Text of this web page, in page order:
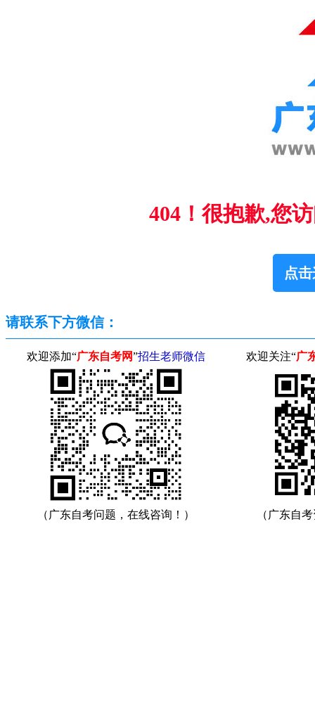
404！很抱歉,您
点
请联系下方微信：
欢迎添加“广东自考网”招生老师微信
（广东自考问题，在线咨询！）
欢迎关注“广
（广东自